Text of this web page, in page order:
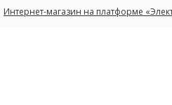
г. Пятигорск, ул. Власова д. 49
Интернет-магазин на платформе